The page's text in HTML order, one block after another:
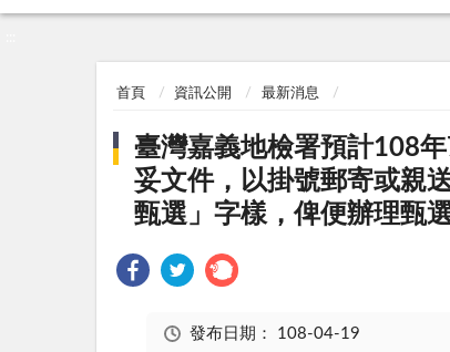
首頁 資訊公開 最新消息
臺灣嘉義地檢署預計108
妥文件，以掛號郵寄或親
甄選」字樣，俾便辦理甄選
發布日期： 108-04-19